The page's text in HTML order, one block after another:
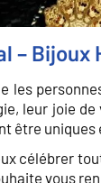
– Bijoux
les
leur joie de
être uniques
célébrer
vous